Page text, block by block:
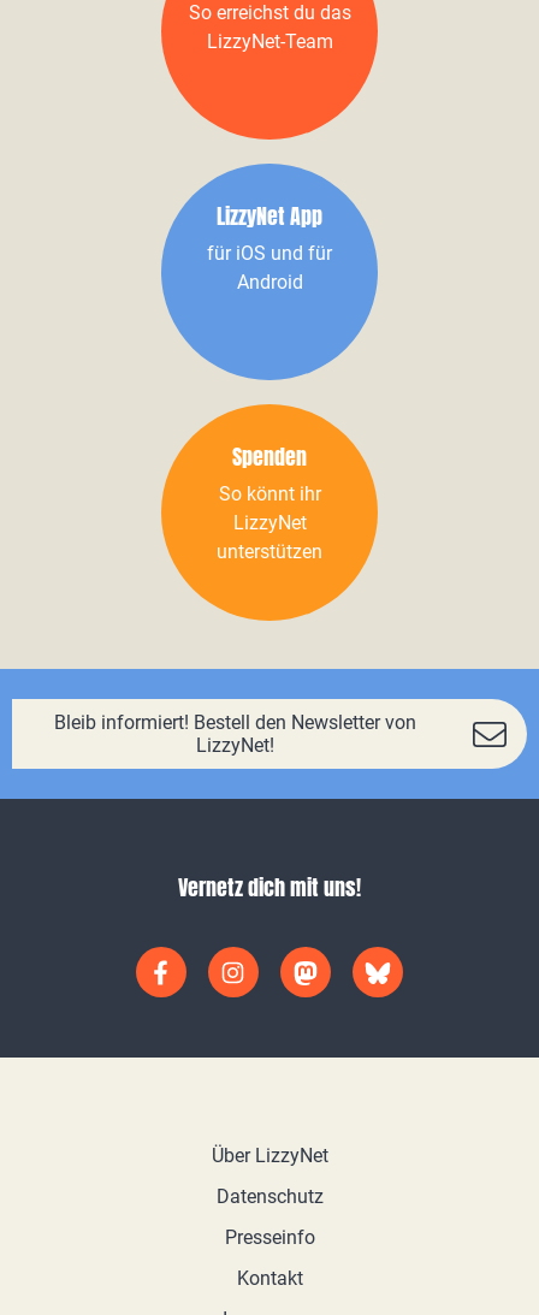
So erreichst du das
LizzyNet-Team
LizzyNet App
für iOS und für
Android
Spenden
So könnt ihr
LizzyNet
unterstützen
Bleib informiert! Bestell den Newsletter von
LizzyNet!
Vernetz dich mit uns!
Über LizzyNet
Datenschutz
Presseinfo
Kontakt